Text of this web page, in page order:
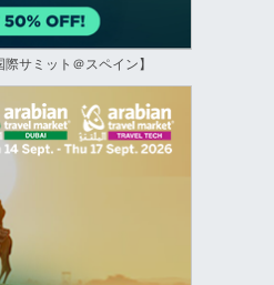
際サミット＠スペイン】